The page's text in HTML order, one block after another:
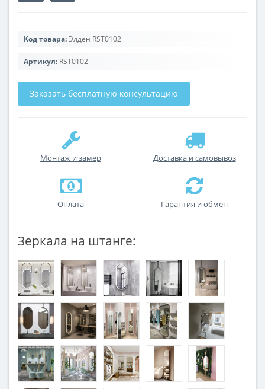
Код товара:Элден RST0102
Артикул: RST0102
Заказать бесплатную консультацию
Монтаж и замер Доставка и самовывоз
Оплата Гарантия и обмен
Зеркала на штанге: